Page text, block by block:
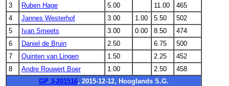
3
Ruben Hage 5.00 11.00
465
4
Jannes Westerhof 3.00 1.00 5.50
502
5
Ivan Smeets 3.00 0.00 8.50
474
6
Daniel de Bruin 2.50 6.75
500
7
Quinten van Lingen 1.50 2.25
452
8
Andre Rouwert Boer 1.00 2.50
458
GP 3-201516, 2015-12-12, Hooglands S.G.